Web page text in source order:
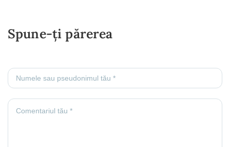
Spune-ți părerea